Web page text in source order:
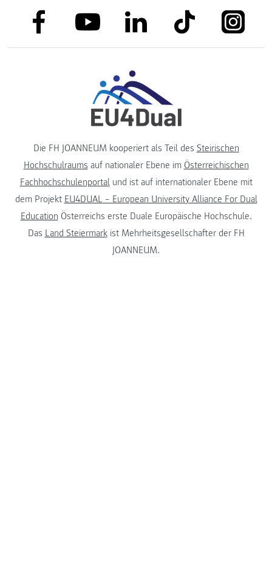
link to facebooklink to youtubelink to linkedinlink to tiktok link to
Die FH JOANNEUM kooperiert als Teil des Steirischen
Hochschulraums auf nationaler Ebene im Österreichischen
Fachhochschulenportalund ist auf internationaler Ebene mit
dem Projekt EU4DUAL – European University Alliance For Dual
Education Österreichs erste Duale Europäische Hochschule.
Das Land Steiermarkist Mehrheitsgesellschafter der FH
JOANNEUM.